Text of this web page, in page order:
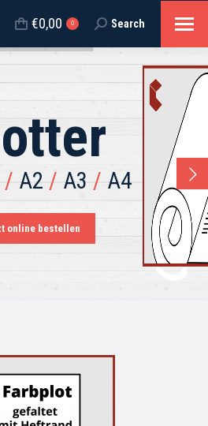
€0,00 0
Recherche
:
Search
/ A2 / A3 / A4
online bestellen